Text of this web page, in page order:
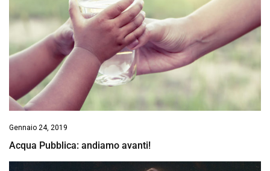
Gennaio 24, 2019
Acqua Pubblica: andiamo avanti!